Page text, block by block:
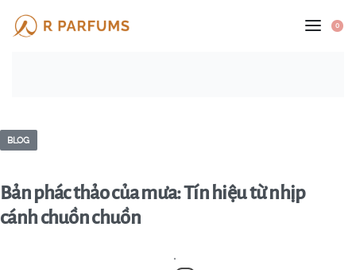
0
BLOG
Bản phác thảo của mưa: Tín hiệu từ nhịp
cánh chuồn chuồn